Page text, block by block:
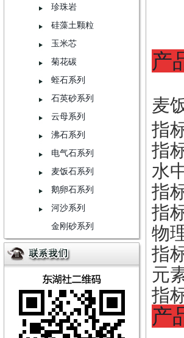
珍珠岩
硅藻土颗粒
玉米芯
菊花碳
蛭石系列
石英砂系列
云母系列
沸石系列
电气石系列
麦饭石系列
鹅卵石系列
河沙系列
金刚砂系列
产
麦
指
指
水
指
指
物
指
元
指
产